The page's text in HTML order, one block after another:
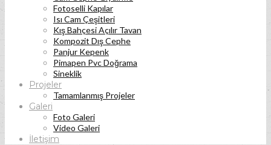
Fotoselli Kapılar
Isı Cam Çeşitleri
Kış Bahçesi Açılır Tavan
Kompozit Dış Cephe
Panjur Kepenk
Pimapen Pvc Doğrama
Sineklik
Projeler
Tamamlanmış Projeler
Galeri
Foto Galeri
Video Galeri
İletişim